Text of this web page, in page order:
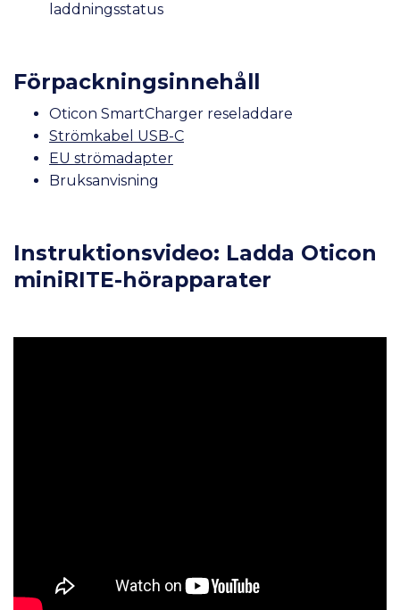
laddningsstatus
Förpackningsinnehåll
Oticon SmartCharger reseladdare
Strömkabel USB-C
EU strömadapter
Bruksanvisning
Instruktionsvideo: Ladda Oticon
miniRITE-hörapparater